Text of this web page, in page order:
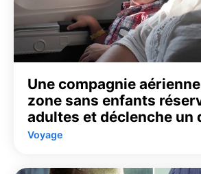
Une compagnie
zone sans enfants
adultes et déclenche un
Voyage